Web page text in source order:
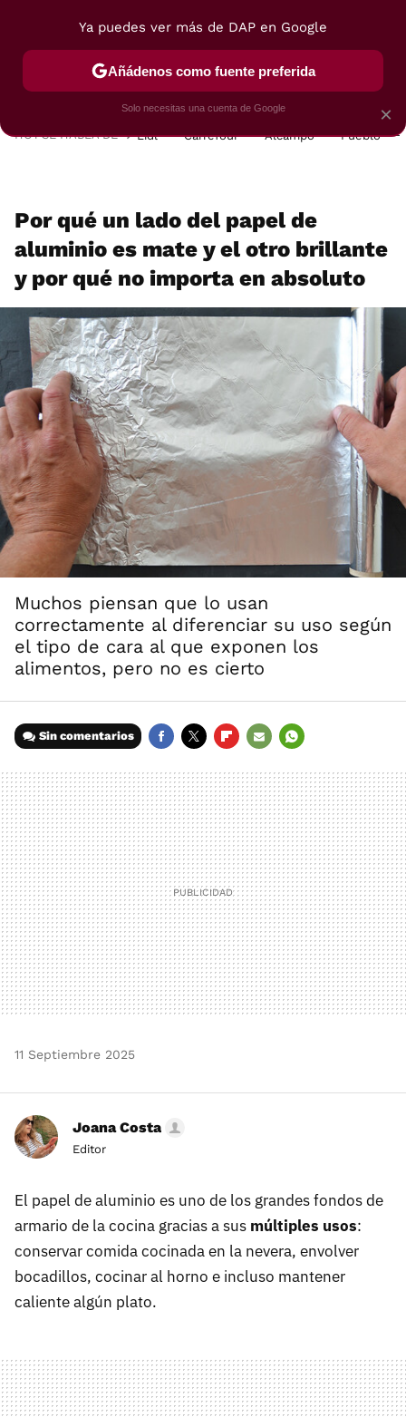
POSTRES VIAJES SELECCIÓN VEGUI
HOY SE HABLA DE Lidl Carrefour Alcampo Pueblo
Por qué un lado del papel de
aluminio es mate y el otro brillante
y por qué no importa en absoluto
Muchos piensan que lo usan
correctamente al diferenciar su uso según
el tipo de cara al que exponen los
alimentos, pero no es cierto
Sin comentarios
MAIL
11 Septiembre 2025
Joana Costa
Editor
El papel de aluminio es uno de los grandes fondos de
armario de la cocina gracias a sus múltiples usos:
conservar comida cocinada en la nevera, envolver
bocadillos, cocinar al horno e incluso mantener
caliente algún plato.
×
Ya puedes ver más de DAP en Google
Añádenos como fuente preferida
Solo necesitas una cuenta de Google